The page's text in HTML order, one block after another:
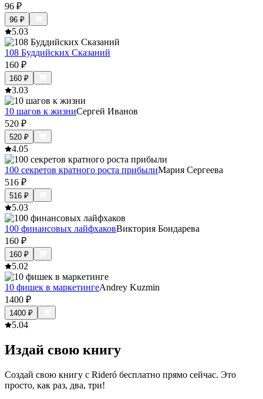
96 ₽
96 ₽
5.03
108 Буддийских Сказаний
160 ₽
160 ₽
3.03
10 шагов к жизниСергей Иванов
520 ₽
520 ₽
4.05
100 секретов кратного роста прибылиМария Сергеева
516 ₽
516 ₽
5.03
100 финансовых лайфхаковВиктория Бондарева
160 ₽
160 ₽
5.02
10 фишек в маркетингеAndrey Kuzmin
1400 ₽
1400 ₽
5.04
Издай свою книгу
Создай свою книгу с Rideró бесплатно прямо сейчас. Это
просто, как раз, два, три!